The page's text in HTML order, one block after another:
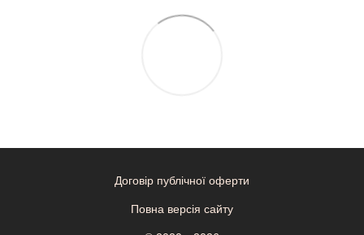
Договір публічної оферти
Повна версія сайту